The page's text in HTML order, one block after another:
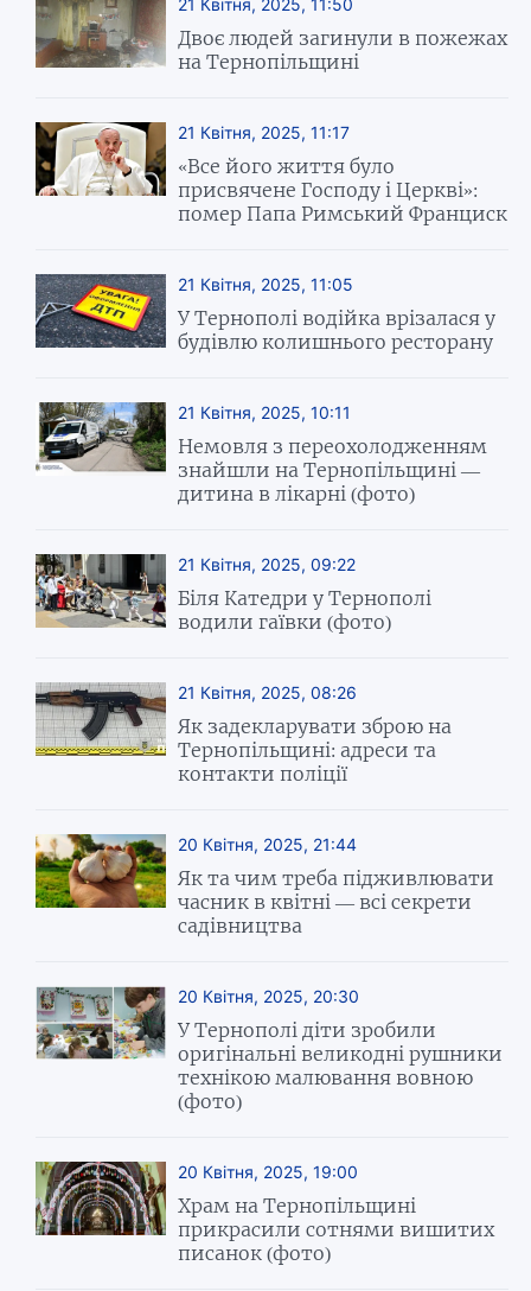
Двоє людей загинули в пожежах
на Тернопільщині
21 Квітня, 2025, 11:17
«Все його життя було
присвячене Господу і Церкві»:
помер Папа Римський Франциск
21 Квітня, 2025, 11:05
У Тернополі водійка врізалася у
будівлю колишнього ресторану
21 Квітня, 2025, 10:11
Немовля з переохолодженням
знайшли на Тернопільщині —
дитина в лікарні (фото)
21 Квітня, 2025, 09:22
Біля Катедри у Тернополі
водили гаївки (фото)
21 Квітня, 2025, 08:26
Як задекларувати зброю на
Тернопільщині: адреси та
контакти поліції
20 Квітня, 2025, 21:44
Як та чим треба підживлювати
часник в квітні — всі секрети
садівництва
20 Квітня, 2025, 20:30
У Тернополі діти зробили
оригінальні великодні рушники
технікою малювання вовною
(фото)
20 Квітня, 2025, 19:00
Храм на Тернопільщині
прикрасили сотнями вишитих
писанок (фото)